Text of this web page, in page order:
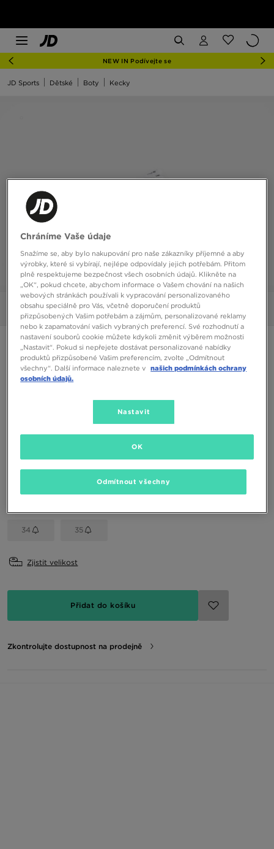
NEW IN Podívejte se
JD Sports Dětské Boty Kecky
Obrázky 360°
ADIDAS NIZZA LO
490 Kč
EU US
34 35
Zjistit velikost
Přidat do košíku
Zkontrolujte dostupnost na prodejně
Chráníme Vaše údaje
Snažíme se, aby bylo nakupování pro naše zákazníky příjemné a aby
výrobky, které si vybírají, nejlépe odpovídaly jejich potřebám. Přitom
plně respektujeme bezpečnost všech osobních údajů. Klikněte na
„OK“, pokud chcete, abychom informace o Vašem chování na našich
webových stránkách používali k vypracování personalizovaného
obsahu speciálně pro Vás, včetně doporučení produktů
přizpůsobených Vašim potřebám a zájmům, personalizované reklamy
nebo k zapamatování vašich vybraných preferencí. Své rozhodnutí a
nastavení souborů cookie můžete kdykoli změnit výběrem možnosti
„Nastavit“. Pokud si nepřejete dostávat personalizované nabídky
produktů přizpůsobené Vašim preferencím, zvolte „Odmítnout
všechny“. Další informace naleznete v našich podmínkách ochrany
osobních údajů.
Nastavit
Odmítnout všechny
OK